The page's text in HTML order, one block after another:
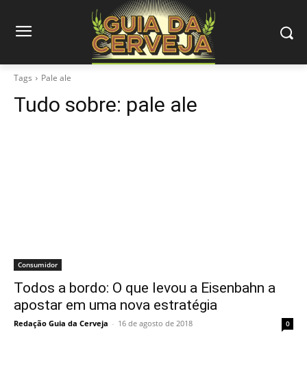
Tags Pale ale
Tudo sobre: pale ale
Consumidor
Todos a bordo: O que levou a Eisenbahn a
apostar em uma nova estratégia
Redação Guia da Cerveja - 16 de agosto de 2018 0